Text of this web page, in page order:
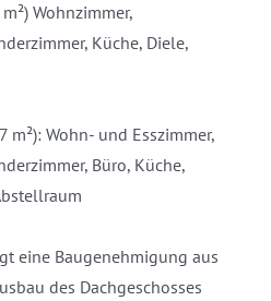
Wohnzimmer,
Küche, Diele,
m²): Wohn- und Esszimmer,
Büro, Küche,
eine Baugenehmigung aus
des Dachgeschosses